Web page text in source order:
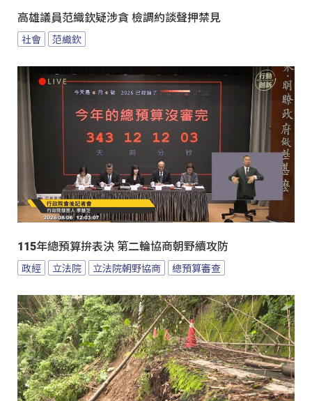
高雄議員范織欽疑涉貪 檢調約談聲押禁見
社會 范織欽
115年總預算拚表決 第二輪協商朝野續攻防
政經 立法院 立法院朝野協商 總預算審查